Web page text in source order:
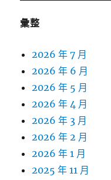
彙整
2026 年 7 月
2026 年 6 月
2026 年 5 月
2026 年 4 月
2026 年 3 月
2026 年 2 月
2026 年 1 月
2025 年 11 月